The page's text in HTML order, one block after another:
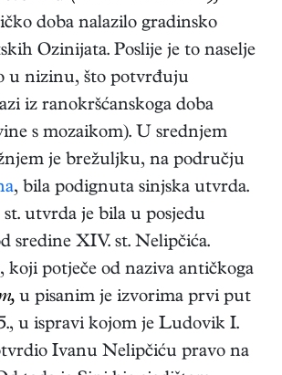
doba nalazilo gradinsko
Ozinijata. Poslije je to naselje
u nizinu, što potvrđuju
iz ranokršćanskoga doba
s mozaikom). U srednjem
je brežuljku, na području
, bila podignuta sinjska utvrda.
utvrda je bila u posjedu
sredine XIV. st. Nelipčića.
potječe od naziva antičkoga
u pisanim je izvorima prvi put
u ispravi kojom je Ludovik I.
Ivanu Nelipčiću pravo na